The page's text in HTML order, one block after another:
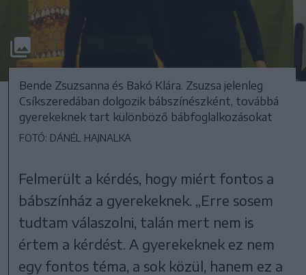
Bende Zsuzsanna és Bakó Klára. Zsuzsa jelenleg
Csíkszeredában dolgozik bábszínészként, továbbá
gyerekeknek tart különböző bábfoglalkozásokat
FOTÓ: DÁNÉL HAJNALKA
Felmerült a kérdés, hogy miért fontos a
bábszínház a gyerekeknek. „Erre sosem
tudtam válaszolni, talán mert nem is
értem a kérdést. A gyerekeknek ez nem
egy fontos téma, a sok közül, hanem ez a